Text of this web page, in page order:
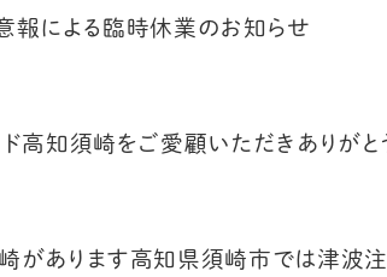
報による臨時休業のお知らせ
ド高知須崎をご愛顧いただきありがと
崎があります高知県須崎市では津波